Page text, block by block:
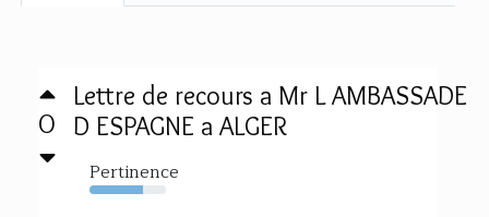
0
Lettre de recours a Mr L AMBASSADE
D ESPAGNE a ALGER
Pertinence
70%